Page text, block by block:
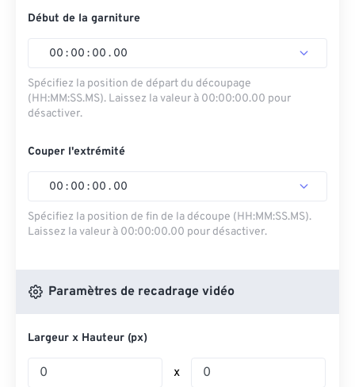
Début de la garniture
00 : 00 : 00 . 00
Spécifiez la position de départ du découpage
(HH:MM:SS.MS). Laissez la valeur à 00:00:00.00 pour
désactiver.
Couper l'extrémité
00 : 00 : 00 . 00
Spécifiez la position de fin de la découpe (HH:MM:SS.MS).
Laissez la valeur à 00:00:00.00 pour désactiver.
Paramètres de recadrage vidéo
Largeur x Hauteur (px)
x